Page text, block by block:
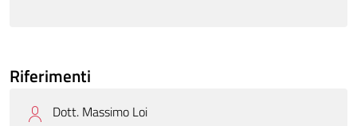
Riferimenti
Dott. Massimo Loi